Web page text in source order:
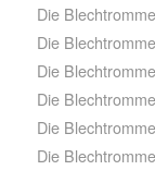
Die
Die
Die
Die
Die
Die